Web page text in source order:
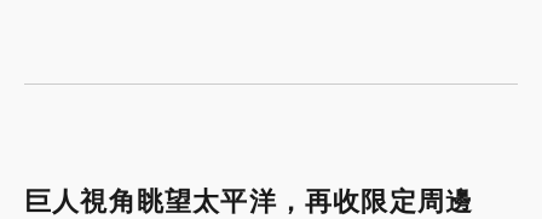
巨人視角眺望太平洋，再收限定周邊